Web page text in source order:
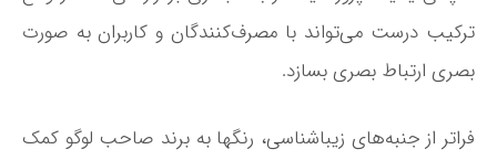
ترکیب درست می‌­تواند با مصرف­‌کنندگان و کاربران به صورت
بصری ارتباط بصری بسازد.
فراتر از جنبه­‌های زیباشناسی، رنگ­ها به برند صاحب لوگو کمک